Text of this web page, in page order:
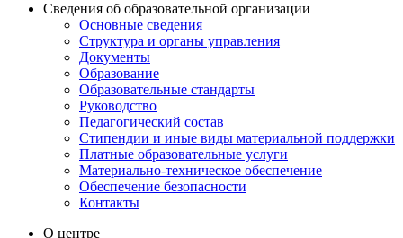
Сведения об образовательной организации
Основные сведения
Структура и органы управления
Документы
Образование
Образовательные стандарты
Руководство
Педагогический состав
Стипендии и иные виды материальной поддержки
Платные образовательные услуги
Материально-техническое обеспечение
Обеспечение безопасности
Контакты
О центре